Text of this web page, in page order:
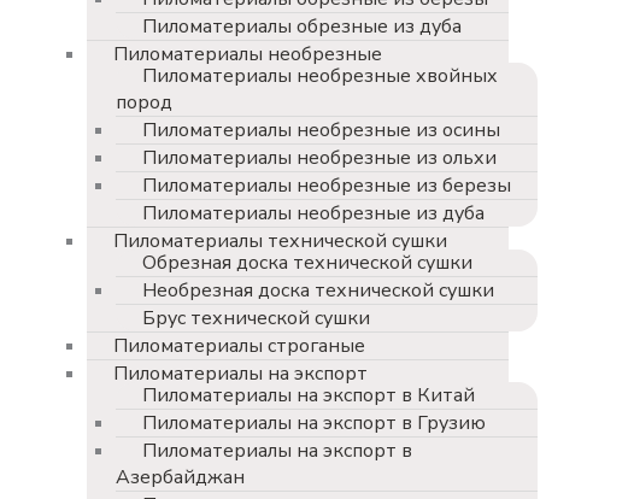
Пиломатериалы обрезные из дуба
Пиломатериалы необрезные
Пиломатериалы необрезные хвойных
пород
Пиломатериалы необрезные из осины
Пиломатериалы необрезные из ольхи
Пиломатериалы необрезные из березы
Пиломатериалы необрезные из дуба
Пиломатериалы технической сушки
Обрезная доска технической сушки
Необрезная доска технической сушки
Брус технической сушки
Пиломатериалы строганые
Пиломатериалы на экспорт
Пиломатериалы на экспорт в Китай
Пиломатериалы на экспорт в Грузию
Пиломатериалы на экспорт в
Азербайджан